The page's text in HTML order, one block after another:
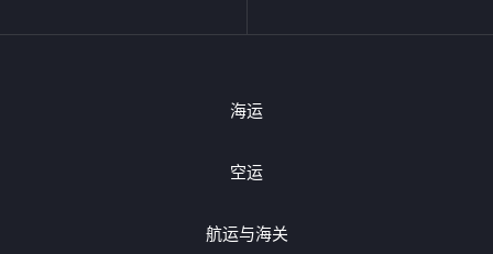
海运
空运
航运与海关